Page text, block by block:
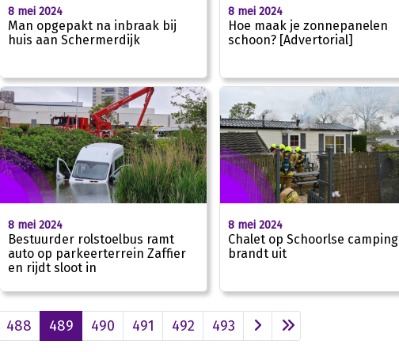
8 mei 2024
Man opgepakt na inbraak bij
huis aan Schermerdijk
8 mei 2024
Hoe maak je zonnepanelen
schoon? [Advertorial]
8 mei 2024
Bestuurder rolstoelbus ramt
auto op parkeerterrein Zaffier
en rijdt sloot in
8 mei 2024
Chalet op Schoorlse camping
brandt uit
488 489 490 491 492 493